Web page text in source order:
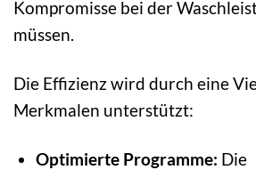
Kompromisse bei der
müssen.
Die Effizienz wird durch eine
Merkmalen unterstützt:
Optimierte Programme: Die